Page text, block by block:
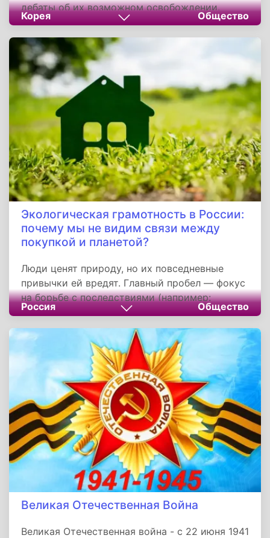
дебаты об их возможном освобождении.
Несмотря на вклад в культуру и экономику
страны, все семь участников отказались от
льгот и выбрали службу на общих основаниях.
Их поэтапный уход в армию с 2022 по 2023
год стал примером гражданской
ответственности, а условия службы
варьировались от боевых подразделений до
социальной работы.
Корея Общество
Экологическая грамотность в России:
почему мы не видим связи между
покупкой и планетой?
Люди ценят природу, но их повседневные
привычки ей вредят. Главный пробел — фокус
на борьбе с последствиями (например:
сортировка), а не на предотвращении
проблемы у истоков (например: отказ от
ненужных покупок в многослойной упаковке).
Острая нехватка перерабатывающих заводов,
опасная практика вывоза снега на свалки и
воспитание без объяснения "почему"
усугубляют кризис. Как сместить акцент с
мусорного ведра на момент выбора товара и
вернуть личную ответственность за чистоту?
Россия Общество
Великая Отечественная Война
Великая Отечественная война - с 22 июня 1941